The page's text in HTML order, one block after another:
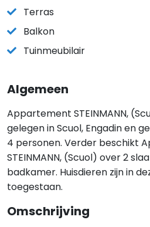
Terras
Balkon
Tuinmeubilair
Algemeen
Appartement STEINMANN,
gelegen in Scuol, Engadin en
4 personen. Verder beschikt
STEINMANN, (Scuol) over 2
badkamer. Huisdieren zijn in
toegestaan.
Omschrijving